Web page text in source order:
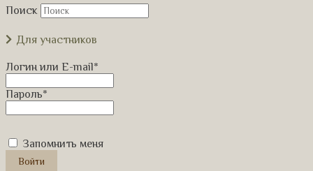
Поиск
Для участников
Логин или E-mail*
Пароль*
Запомнить меня